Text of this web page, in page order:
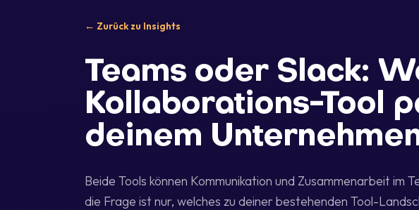
← Zurück zu Insights
Teams oder Slack:
Kollaborations-Tool
deinem
Beide Tools können Kommunikation und Zusammenarbeit im
die Frage ist nur, welches zu deiner bestehenden Tool-